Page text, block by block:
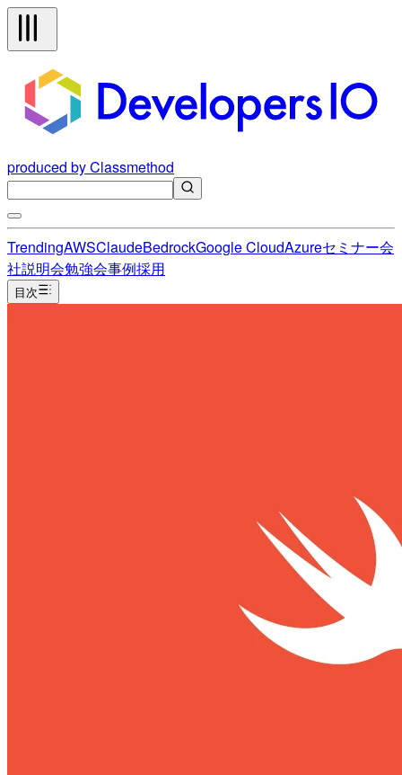
produced by Classmethod
TrendingAWSClaudeBedrockGoogle CloudAzureセミナー会
社説明会勉強会事例採用
目次